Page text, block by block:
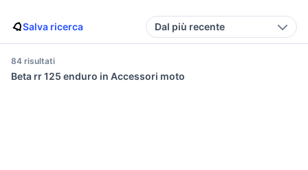
Salva ricerca Dal più recente
84 risultati
Beta rr 125 enduro in Accessori moto